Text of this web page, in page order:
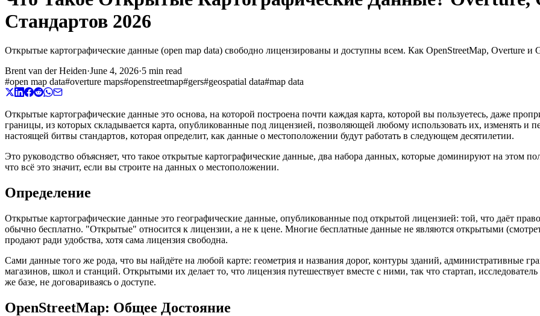
Стандартов 2026
Открытые картографические данные (open map data) свободно лицензированы и доступны всем. Как OpenStreetMap, Overture
Brent van der Heiden·June 4, 2026·5 min read
#open map data#overture maps#openstreetmap#gers#geospatial data#map data
Открытые картографические данные это основа, на которой построена почти каждая карта, которой вы пользуетесь, даже
границы, из которых складывается карта, опубликованные под лицензией, позволяющей любому использовать их, изменять и
настоящей битвы стандартов, которая определит, как данные о местоположении будут работать в следующем десятилетии.
Это руководство объясняет, что такое открытые картографические данные, два набора данных, которые доминируют на этом
что всё это значит, если вы строите на данных о местоположении.
Определение
Открытые картографические данные это географические данные, опубликованные под открытой лицензией: той, что даёт
обычно бесплатно. "Открытые" относится к лицензии, а не к цене. Многие бесплатные данные не являются открытыми
продают ради удобства, хотя сама лицензия свободна.
Сами данные того же рода, что вы найдёте на любой карте: геометрия и названия дорог, контуры зданий, административные
магазинов, школ и станций. Открытыми их делает то, что лицензия путешествует вместе с ними, так что стартап,
же базе, не договариваясь о доступе.
OpenStreetMap: Общее Достояние